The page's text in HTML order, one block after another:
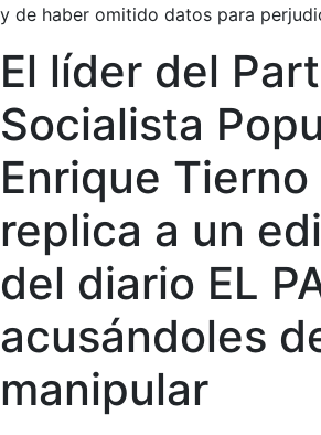
y de haber omitido datos para
El líder del
Socialista
Enrique Tierno
replica a un
del diario EL
acusándoles
manipular